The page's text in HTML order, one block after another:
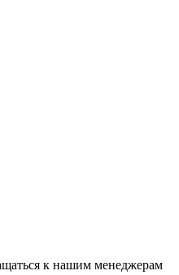
к нашим менеджерам